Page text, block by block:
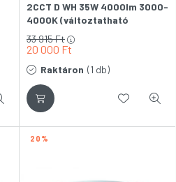
2CCT D WH 35W 4000lm 3000-
4000K (változtatható
színhőmérséklet) IP54 fehér
LED-es fali-mennyezeti lámpa
20 000 Ft
33 915Ft
Raktáron (1 db)
20